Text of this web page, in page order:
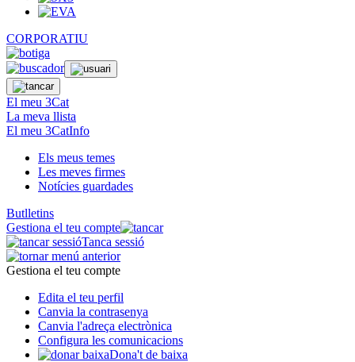
CORPORATIU
El meu 3Cat
La meva llista
El meu 3CatInfo
Els meus temes
Les meves firmes
Notícies guardades
Butlletins
Gestiona el teu compte
Tanca sessió
Gestiona el teu compte
Edita el teu perfil
Canvia la contrasenya
Canvia l'adreça electrònica
Configura les comunicacions
Dona't de baixa